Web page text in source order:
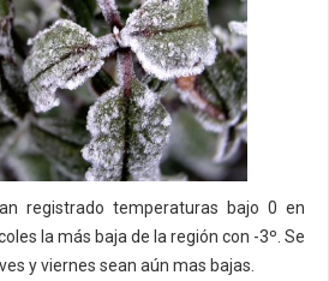
registrado temperaturas bajo 0 en
la más baja de la región con -3º. Se
y viernes sean aún mas bajas.